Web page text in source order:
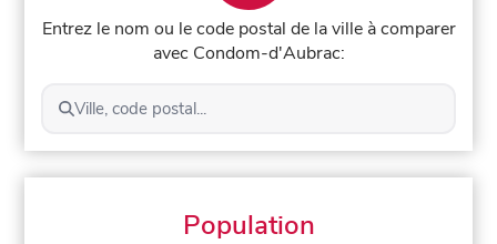
Entrez le nom ou le code postal de la ville à comparer
avec Condom-d'Aubrac:
Ville, code postal...
Population